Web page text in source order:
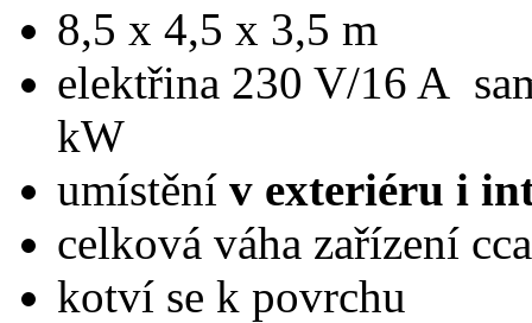
8,5 x 4,5 x 3,5 m
elektřina 230 V/16 A
kW
umístění v exteriéru i
celková váha zařízení
kotví se k povrchu